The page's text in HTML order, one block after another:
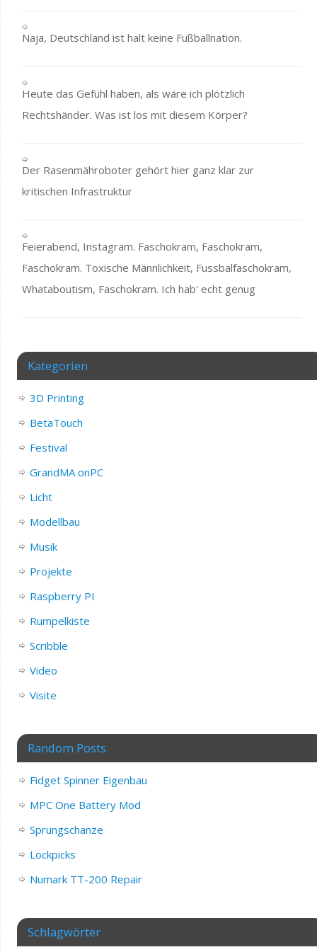
Naja, Deutschland ist halt keine Fußballnation.
Heute das Gefühl haben, als wäre ich plötzlich
Rechtshänder. Was ist los mit diesem Körper?
Der Rasenmähroboter gehört hier ganz klar zur
kritischen Infrastruktur
Feierabend, Instagram. Faschokram, Faschokram,
Faschokram. Toxische Männlichkeit, Fussbalfaschokram,
Whataboutism, Faschokram. Ich hab' echt genug
Kategorien
3D Printing
BetaTouch
Festival
GrandMA onPC
Licht
Modellbau
Musik
Projekte
Raspberry PI
Rumpelkiste
Scribble
Video
Visite
Random Posts
Fidget Spinner Eigenbau
MPC One Battery Mod
Sprungschanze
Lockpicks
Numark TT-200 Repair
Schlagwörter